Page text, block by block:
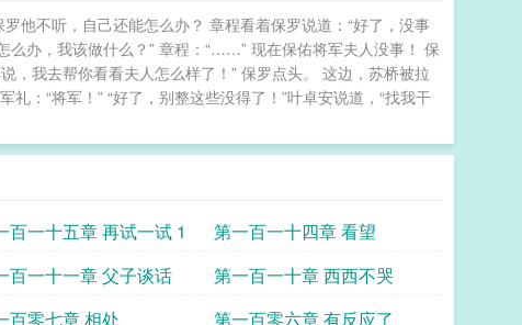
不听，自己还能怎么办？ 章程看着保罗说道：“好了，没事
么办，我该做什么？” 章程：“……” 现在保佑将军夫人没事！ 保
，我去帮你看看夫人怎么样了！” 保罗点头。 这边，苏桥被拉
：“将军！” “好了，别整这些没得了！”叶卓安说道，“找我干
百一十五章 再试一试 1
第一百一十四章 看望
百一十一章 父子谈话
第一百一十章 西西不哭
百零七章 相处 第一百零六章 有反应了